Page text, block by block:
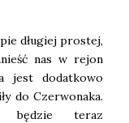
długiej prostej,
nas w rejon
jest dodatkowo
do Czerwonaka.
będzie teraz